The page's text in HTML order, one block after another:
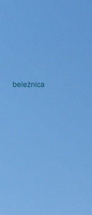
beležnica